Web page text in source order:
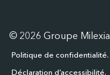
© 2026 Groupe Milexia
Politique de confidentialité
Déclaration d’accessibilité